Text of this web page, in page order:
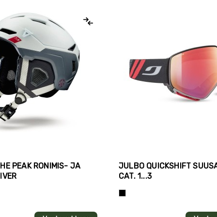
PEAK RONIMIS- JA
JULBO QUICKSHIFT
CAT. 1...3